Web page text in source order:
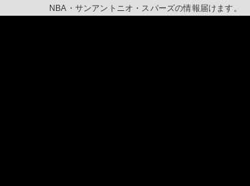
NBA・サンアントニオ・スパーズの情報届けます。